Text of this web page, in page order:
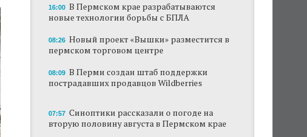
Новый проект «Вышки» разместится в
пермском торговом центре
В Перми создан штаб поддержки
В субботу в центре Перми выступит DJ Smash
Сеть «Иль де Ботэ» уходит из Перми
16:00 В Пермском крае разрабатываются
новые технологии борьбы с БПЛА
08:26 Новый проект «Вышки» разместится в
пермском торговом центре
08:09 В Перми создан штаб поддержки
пострадавших продавцов Wildberries
07:57 Синоптики рассказали о погоде на
вторую половину августа в Пермском крае